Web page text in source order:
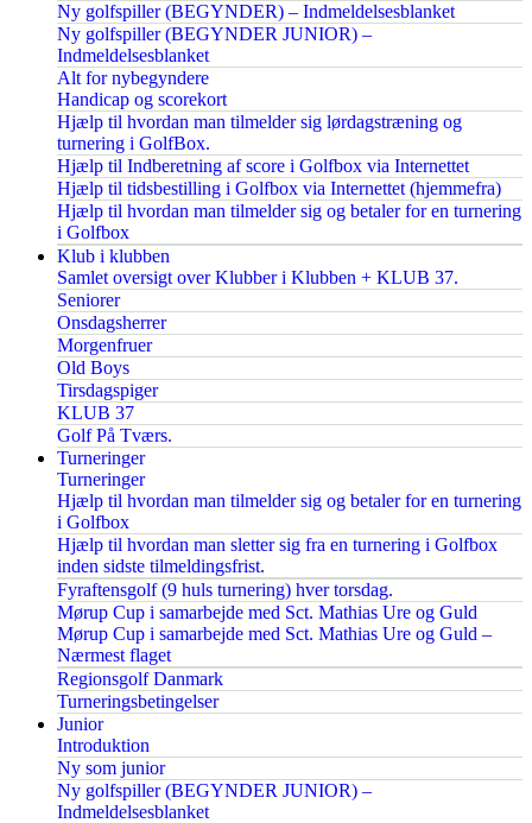
Ny golfspiller (BEGYNDER) – Indmeldelsesblanket
Ny golfspiller (BEGYNDER JUNIOR) –
Indmeldelsesblanket
Alt for nybegyndere
Handicap og scorekort
Hjælp til hvordan man tilmelder sig lørdagstræning og
turnering i GolfBox.
Hjælp til Indberetning af score i Golfbox via Internettet
Hjælp til tidsbestilling i Golfbox via Internettet (hjemmefra)
Hjælp til hvordan man tilmelder sig og betaler for en turnering
i Golfbox
Klub i klubben
Samlet oversigt over Klubber i Klubben + KLUB 37.
Seniorer
Onsdagsherrer
Morgenfruer
Old Boys
Tirsdagspiger
KLUB 37
Golf På Tværs.
Turneringer
Turneringer
Hjælp til hvordan man tilmelder sig og betaler for en turnering
i Golfbox
Hjælp til hvordan man sletter sig fra en turnering i Golfbox
inden sidste tilmeldingsfrist.
Fyraftensgolf (9 huls turnering) hver torsdag.
Mørup Cup i samarbejde med Sct. Mathias Ure og Guld
Mørup Cup i samarbejde med Sct. Mathias Ure og Guld –
Nærmest flaget
Regionsgolf Danmark
Turneringsbetingelser
Junior
Introduktion
Ny som junior
Ny golfspiller (BEGYNDER JUNIOR) –
Indmeldelsesblanket